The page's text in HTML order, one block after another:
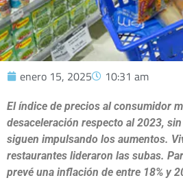
enero 15, 2025 10:31 am
El índice de precios al consumidor
desaceleración respecto al 2023,
siguen impulsando los aumentos.
restaurantes lideraron las subas.
prevé una inflación de entre 18% y